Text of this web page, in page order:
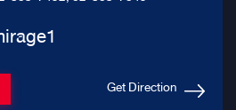
Get Direction